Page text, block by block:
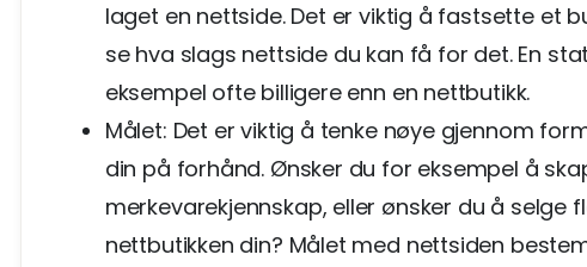
laget en nettside. Det er viktig å fastsette et
se hva slags nettside du kan få for det. En
eksempel ofte billigere enn en nettbutikk.
Målet: Det er viktig å tenke nøye gjennom
din på forhånd. Ønsker du for eksempel å
merkevarekjennskap, eller ønsker du å selge
nettbutikken din? Målet med nettsiden